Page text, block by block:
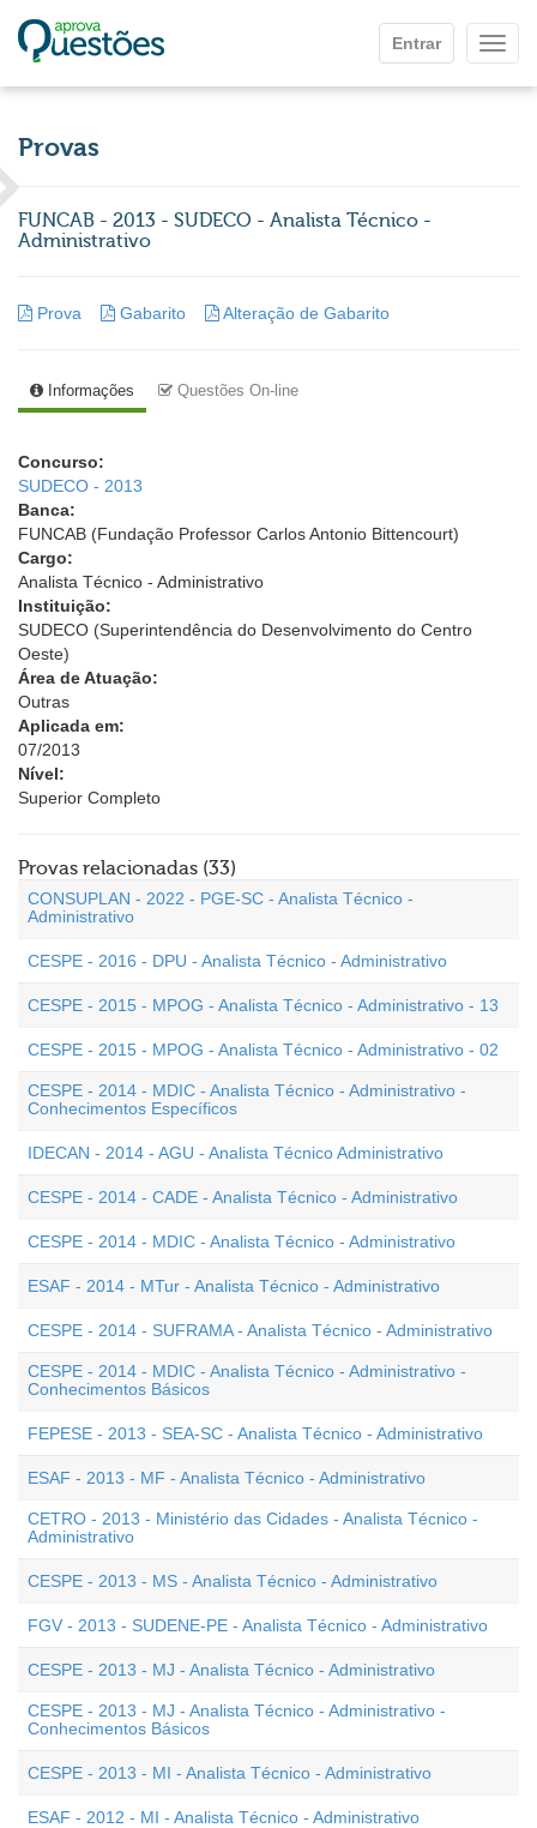
Entrar
Provas
FUNCAB - 2013 - SUDECO - Analista Técnico -
Administrativo
Prova Gabarito Alteração de Gabarito
Informações Questões On-line
Concurso:
SUDECO - 2013
Banca:
FUNCAB (Fundação Professor Carlos Antonio Bittencourt)
Cargo:
Analista Técnico - Administrativo
Instituição:
SUDECO (Superintendência do Desenvolvimento do Centro
Oeste)
Área de Atuação:
Outras
Aplicada em:
07/2013
Nível:
Superior Completo
Provas relacionadas (33)
CONSUPLAN - 2022 - PGE-SC - Analista Técnico -
Administrativo
CESPE - 2016 - DPU - Analista Técnico - Administrativo
CESPE - 2015 - MPOG - Analista Técnico - Administrativo - 13
CESPE - 2015 - MPOG - Analista Técnico - Administrativo - 02
CESPE - 2014 - MDIC - Analista Técnico - Administrativo -
Conhecimentos Específicos
IDECAN - 2014 - AGU - Analista Técnico Administrativo
CESPE - 2014 - CADE - Analista Técnico - Administrativo
CESPE - 2014 - MDIC - Analista Técnico - Administrativo
ESAF - 2014 - MTur - Analista Técnico - Administrativo
CESPE - 2014 - SUFRAMA - Analista Técnico - Administrativo
CESPE - 2014 - MDIC - Analista Técnico - Administrativo -
Conhecimentos Básicos
FEPESE - 2013 - SEA-SC - Analista Técnico - Administrativo
ESAF - 2013 - MF - Analista Técnico - Administrativo
CETRO - 2013 - Ministério das Cidades - Analista Técnico -
Administrativo
CESPE - 2013 - MS - Analista Técnico - Administrativo
FGV - 2013 - SUDENE-PE - Analista Técnico - Administrativo
CESPE - 2013 - MJ - Analista Técnico - Administrativo
CESPE - 2013 - MJ - Analista Técnico - Administrativo -
Conhecimentos Básicos
CESPE - 2013 - MI - Analista Técnico - Administrativo
ESAF - 2012 - MI - Analista Técnico - Administrativo